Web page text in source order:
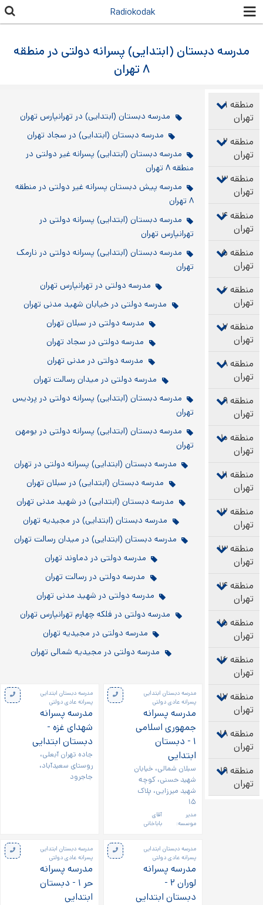
محتوای
Radiokodak
مدرسه دبستان (ابتدایی) پسرانه دولتی در منطقه
۸ تهران
منطقه ۱
تهران
منطقه ۲
تهران
منطقه ۳
تهران
منطقه ۴
تهران
منطقه ۵
تهران
منطقه ۶
تهران
منطقه ۷
تهران
منطقه ۸
تهران
منطقه ۹
تهران
منطقه ۱۰
تهران
منطقه ۱۱
تهران
منطقه ۱۲
تهران
منطقه ۱۳
تهران
منطقه ۱۴
تهران
منطقه ۱۵
تهران
منطقه ۱۶
تهران
منطقه ۱۷
تهران
منطقه ۱۸
تهران
منطقه ۱۹
تهران
مدرسه دبستان (ابتدایی) در تهرانپارس تهران
مدرسه دبستان (ابتدایی) در سجاد تهران
مدرسه دبستان (ابتدایی) پسرانه غیر دولتی در
منطقه ۸ تهران
مدرسه پیش دبستان پسرانه غیر دولتی در منطقه
۸ تهران
مدرسه دبستان (ابتدایی) پسرانه دولتی در
تهرانپارس تهران
مدرسه دبستان (ابتدایی) پسرانه دولتی در نارمک
تهران
مدرسه دولتی در تهرانپارس تهران
مدرسه دولتی در خیابان شهید مدنی تهران
مدرسه دولتی در سبلان تهران
مدرسه دولتی در سجاد تهران
مدرسه دولتی در مدنی تهران
مدرسه دولتی در میدان رسالت تهران
مدرسه دبستان (ابتدایی) پسرانه دولتی در پردیس
تهران
مدرسه دبستان (ابتدایی) پسرانه دولتی در بومهن
تهران
مدرسه دبستان (ابتدایی) پسرانه دولتی در تهران
مدرسه دبستان (ابتدایی) در سبلان تهران
مدرسه دبستان (ابتدایی) در شهید مدنی تهران
مدرسه دبستان (ابتدایی) در مجیدیه تهران
مدرسه دبستان (ابتدایی) در میدان رسالت تهران
مدرسه دولتی در دماوند تهران
مدرسه دولتی در رسالت تهران
مدرسه دولتی در شهید مدنی تهران
مدرسه دولتی در فلکه چهارم تهرانپارس تهران
مدرسه دولتی در مجیدیه تهران
مدرسه دولتی در مجیدیه شمالی تهران
مدرسه دبستان ابتدایی
پسرانه عادی دولتی
مدرسه پسرانه
جمهوری اسلامی
۱ - دبستان
ابتدایی
سبلان شمالی، خیابان
شهید حسنی، کوچه
شهید میرزایی، پلاک
۱۵
مدیر
موسسه:
آقای
باباخانی
مدرسه دبستان ابتدایی
پسرانه عادی دولتی
مدرسه پسرانه
شهدای غزه -
دبستان ابتدایی
جاده تهران آبعلی،
روستای سعیدآباد،
جاجرود
مدرسه دبستان ابتدایی
پسرانه عادی دولتی
مدرسه پسرانه
لوران ۲ -
دبستان ابتدایی
مدرسه دبستان ابتدایی
پسرانه عادی دولتی
مدرسه پسرانه
حر ۱ - دبستان
ابتدایی
صفحه‌ها